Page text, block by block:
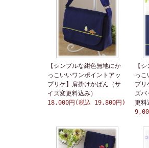
【シンプルな紺色無地にか
っこいいワンポイントアッ
プリケ】肩掛けかばん（サ
イズ変更料込み）
18,000円(税込 19,800円)
【
っこ
プリ
ズバ
更料